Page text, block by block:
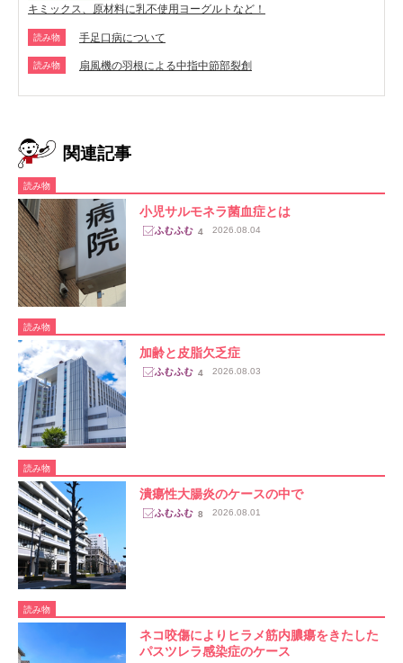
キミックス、原材料に乳不使用ヨーグルトなど！
読み物 手足口病について
読み物 扇風機の羽根による中指中節部裂創
関連記事
読み物
小児サルモネラ菌血症とは
4 2026.08.04
読み物
加齢と皮脂欠乏症
4 2026.08.03
読み物
潰瘍性大腸炎のケースの中で
8 2026.08.01
読み物
ネコ咬傷によりヒラメ筋内膿瘍をきたした
パスツレラ感染症のケース